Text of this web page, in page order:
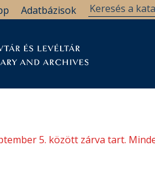
Adatbázisok
5. között zárva tart.